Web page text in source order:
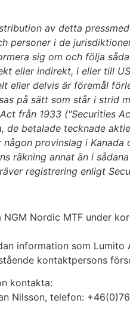
av detta
personer i de
sig om och följa
eller indirekt, i eller till
eller delvis är föremål
på sätt som står i strid
från 1933 ("Securities
de betalade tecknade
provinslag i
räkning annat än i sådana
registrering enligt
Nordic MTF under
information som
kontaktpersons
kontakta:
Nilsson, telefon: